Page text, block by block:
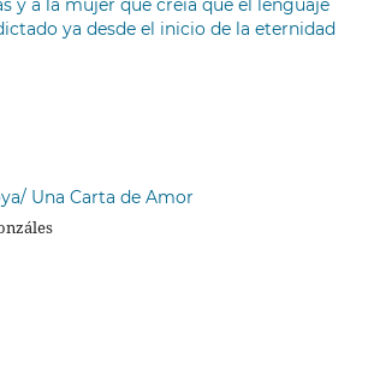
ya desde el inicio de la eternidad
Una Carta de Amor